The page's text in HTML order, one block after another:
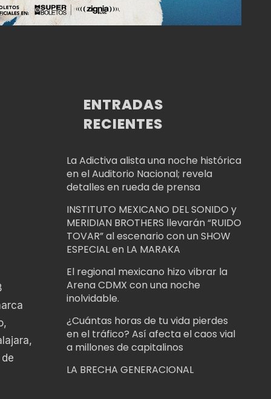
ENTRADAS
RECIENTES
La Adictiva alista una noche histórica
en el Auditorio Nacional; revela
detalles en rueda de prensa
INSTITUTO MEXICANO DEL SONIDO y
MERIDIAN BROTHERS llevarán “RUIDO
TOVAR” al escenario con un SHOW
ESPECIAL en LA MARAKA
El regional mexicano hizo vibrar la
Arena CDMX con una noche
inolvidable.
¿Cuántas horas de tu vida pierdes
en el tráfico? Así afecta el caos vial
a millones de capitalinos
LA BRECHA GENERACIONAL